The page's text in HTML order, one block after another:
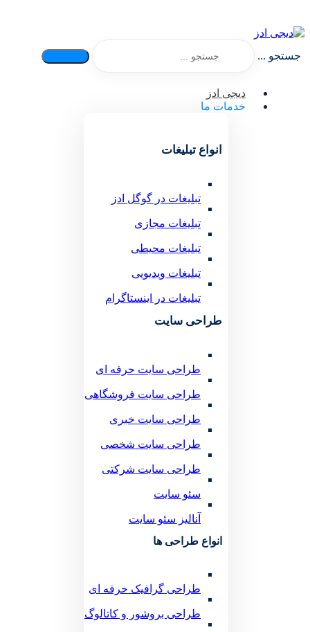
جستجو ...
دیجی ادز
خدمات ما
انواع تبلیغات
تبلیغات در گوگل ادز
تبلیغات مجازی
تبلیغات محیطی
تبلیغات ویدیویی
تبلیغات در اینستاگرام
طراحی سایت
طراحی سایت حرفه ای
طراحی سایت فروشگاهی
طراحی سایت خبری
طراحی سایت شخصی
طراحی سایت شرکتی
سئو سایت
آنالیز سئو سایت
انواع طراحی ها
طراحی گرافیک حرفه ای
طراحی بروشور و کاتالوگ